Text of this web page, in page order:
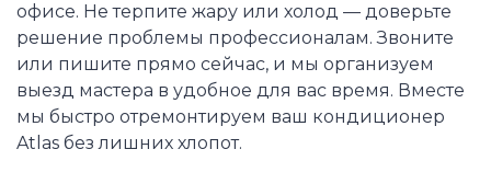
офисе. Не терпите жару или холод — доверьте
решение проблемы профессионалам. Звоните
или пишите прямо сейчас, и мы организуем
выезд мастера в удобное для вас время. Вместе
мы быстро отремонтируем ваш кондиционер
Atlas без лишних хлопот.